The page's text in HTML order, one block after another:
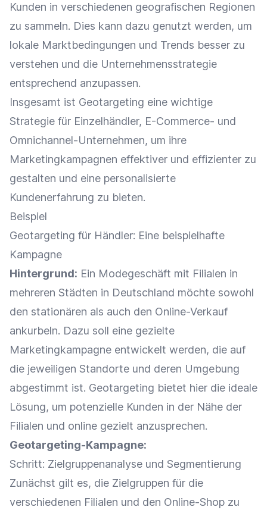
Kunden in verschiedenen geografischen Regionen
zu sammeln. Dies kann dazu genutzt werden, um
lokale Marktbedingungen und Trends besser zu
verstehen und die Unternehmensstrategie
entsprechend anzupassen.
Insgesamt ist Geotargeting eine wichtige
Strategie für Einzelhändler, E-Commerce- und
Omnichannel-Unternehmen, um ihre
Marketingkampagnen effektiver und effizienter zu
gestalten und eine personalisierte
Kundenerfahrung zu bieten.
Beispiel
Geotargeting für Händler: Eine beispielhafte
Kampagne
Hintergrund: Ein Modegeschäft mit Filialen in
mehreren Städten in Deutschland möchte sowohl
den stationären als auch den Online-Verkauf
ankurbeln. Dazu soll eine gezielte
Marketingkampagne entwickelt werden, die auf
die jeweiligen Standorte und deren Umgebung
abgestimmt ist. Geotargeting bietet hier die ideale
Lösung, um potenzielle Kunden in der Nähe der
Filialen und online gezielt anzusprechen.
Geotargeting-Kampagne:
Schritt: Zielgruppenanalyse und Segmentierung
Zunächst gilt es, die Zielgruppen für die
verschiedenen Filialen und den Online-Shop zu